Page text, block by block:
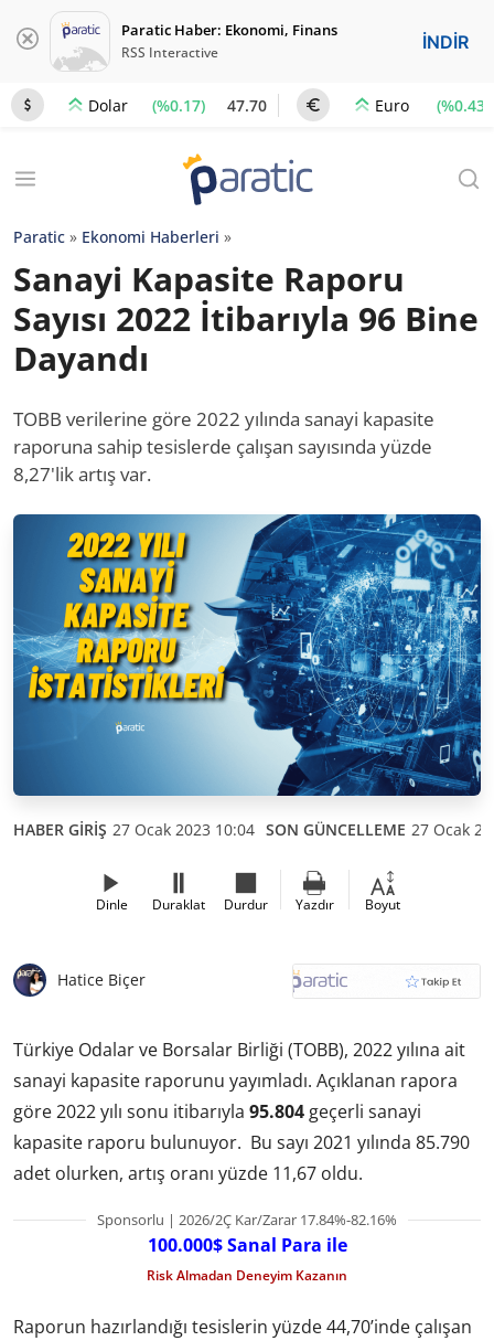
Paratic Haber: Ekonomi, Finans
RSS Interactive İNDİR
Dolar (%0.17) 47.70 Euro (%0.43)
Paratic » Ekonomi Haberleri »
Sanayi Kapasite Raporu
Sayısı 2022 İtibarıyla 96 Bine
Dayandı
TOBB verilerine göre 2022 yılında sanayi kapasite
raporuna sahip tesislerde çalışan sayısında yüzde
8,27'lik artış var.
HABER GİRİŞ 27 Ocak 2023 10:04 SON GÜNCELLEME 27 Ocak
Dinle Duraklat Durdur Yazdır Boyut
Hatice Biçer
Türkiye Odalar ve Borsalar Birliği (TOBB), 2022 yılına ait
sanayi kapasite raporunu yayımladı. Açıklanan rapora
göre 2022 yılı sonu itibarıyla 95.804 geçerli sanayi
kapasite raporu bulunuyor. Bu sayı 2021 yılında 85.790
adet olurken, artış oranı yüzde 11,67 oldu.
Sponsorlu | 2026/2Ç Kar/Zarar 17.84%-82.16%
100.000$ Sanal Para ile
Risk Almadan Deneyim Kazanın
Raporun hazırlandığı tesislerin yüzde 44,70’inde çalışan